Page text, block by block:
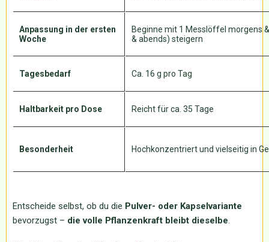
Anpassung in der ersten
Woche
Beginne mit 1 Messlöffel morgens
& abends) steigern
Tagesbedarf Ca. 16 g pro Tag
Haltbarkeit pro Dose Reicht für ca. 35 Tage
Besonderheit Hochkonzentriert und vielseitig in
Entscheide selbst, ob du die Pulver- oder Kapselvariante
bevorzugst – die volle Pflanzenkraft bleibt dieselbe.